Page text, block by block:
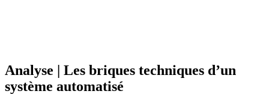
Analyse | Les briques techniques d’un
système automatisé